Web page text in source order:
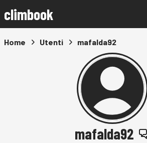
climbook
Home Utenti mafalda92
mafalda92